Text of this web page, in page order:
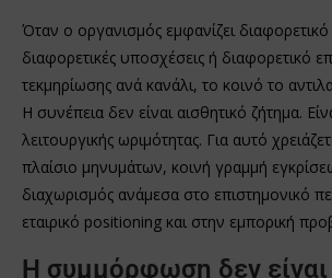
Όταν ο οργανισμός εμφανίζει
διαφορετικές υποσχέσεις ή διαφορετικό
τεκμηρίωσης ανά κανάλι, το κοινό το
Η συνέπεια δεν είναι αισθητικό ζήτημα.
λειτουργικής ωριμότητας. Για αυτό
πλαίσιο μηνυμάτων, κοινή γραμμή
διαχωρισμός ανάμεσα στο επιστημονικό
εταιρικό positioning και στην εμπορική
Η συμμόρφωση δεν είναι